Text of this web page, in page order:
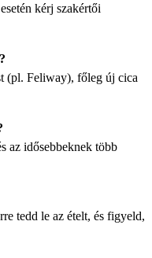
kérj szakértői
(pl. Feliway), főleg új cica
az idősebbeknek több
tedd le az ételt, és figyeld,